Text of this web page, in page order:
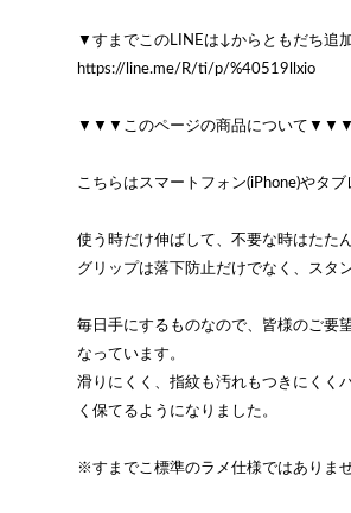
▼すまでこのLINEは↓からともだち追
https://line.me/R/ti/p/%40519llxio
▼▼▼このページの商品について▼▼▼
こちらはスマートフォン(iPhone)やタ
使う時だけ伸ばして、不要な時はたた
グリップは落下防止だけでなく、スタ
毎日手にするものなので、皆様のご要
なっています。
滑りにくく、指紋も汚れもつきにくく
く保てるようになりました。
※すまでこ標準のラメ仕様ではありま